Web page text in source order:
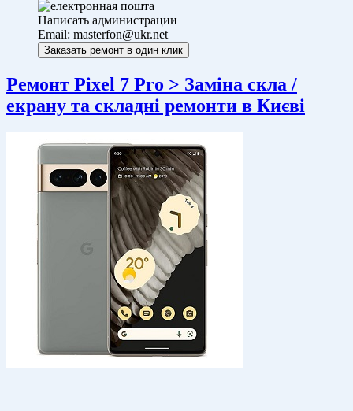
Написать администрации
Email: masterfon@ukr.net
Ремонт Pixel 7 Pro > Заміна скла /
екрану та складні ремонти в Києві